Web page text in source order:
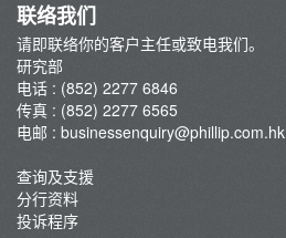
联络我们
请即联络你的客户主任或致电我们。
研究部
电话 : (852) 2277 6846
传真 : (852) 2277 6565
电邮 : businessenquiry@phillip.com.hk
查询及支援
分行资料
投诉程序